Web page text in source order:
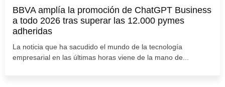
BBVA amplía la promoción de ChatGPT Business
a todo 2026 tras superar las 12.000 pymes
adheridas
La noticia que ha sacudido el mundo de la tecnología
empresarial en las últimas horas viene de la mano de...